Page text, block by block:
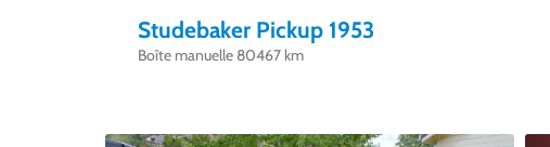
Studebaker Pickup 1953
Boîte manuelle 80467 km